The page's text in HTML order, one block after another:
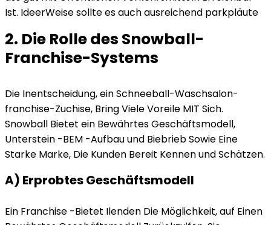
Ist. IdeerWeise sollte es auch ausreichend parkpläute
2. Die Rolle des Snowball-
Franchise-Systems
Die Inentscheidung, ein Schneeball-Waschsalon-
franchise-Zuchise, Bring Viele Voreile MIT Sich.
Snowball Bietet ein Bewährtes Geschäftsmodell,
Unterstein -BEM -Aufbau und Biebrieb Sowie Eine
Starke Marke, Die Kunden Bereit Kennen und Schätzen.
A) Erprobtes Geschäftsmodell
Ein Franchise -Bietet Ilenden Die Möglichkeit, auf Einen